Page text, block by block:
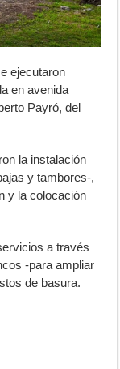
ejecutaron
en avenida
Payró, del
la instalación
y tambores-,
y la colocación
a través
-para ampliar
de basura.